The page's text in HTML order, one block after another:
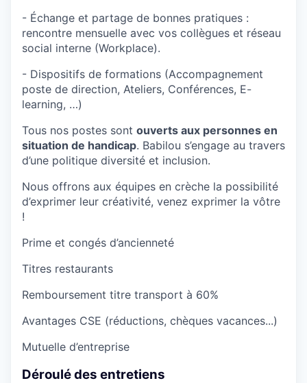
- Échange et partage de bonnes pratiques :
rencontre mensuelle avec vos collègues et réseau
social interne (Workplace).
- Dispositifs de formations (Accompagnement
poste de direction, Ateliers, Conférences, E-
learning, …)
Tous nos postes sont ouverts aux personnes en
situation de handicap. Babilou s’engage au travers
d’une politique diversité et inclusion.
Nous offrons aux équipes en crèche la possibilité
d’exprimer leur créativité, venez exprimer la vôtre
!
Prime et congés d’ancienneté
Titres restaurants
Remboursement titre transport à 60%
Avantages CSE (réductions, chèques vacances...)
Mutuelle d’entreprise
Déroulé des entretiens